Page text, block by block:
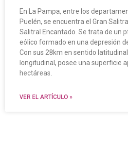
En La Pampa, entre los
Puelén, se encuentra el Gran
Salitral Encantado. Se trata de un
eólico formado en una depresión
Con sus 28km en sentido
longitudinal, posee una superficie
hectáreas.
VER EL ARTÍCULO »